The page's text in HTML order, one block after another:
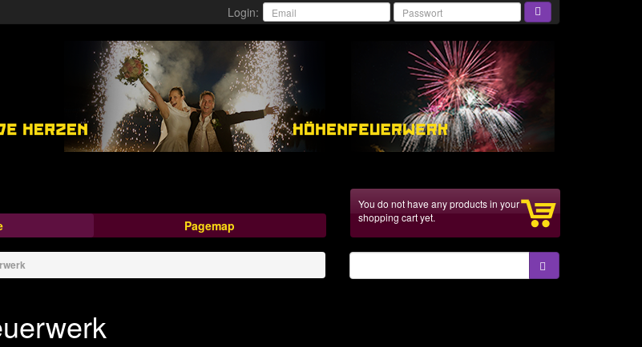
Login:
Pagemap
You do not have any products in your
shopping cart yet.